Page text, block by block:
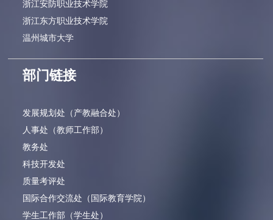
浙江安防职业技术学院
浙江东方职业技术学院
温州城市大学
部门链接
发展规划处（产教融合处）
人事处（教师工作部）
教务处
科技开发处
质量考评处
国际合作交流处（国际教育学院）
学生工作部（学生处）